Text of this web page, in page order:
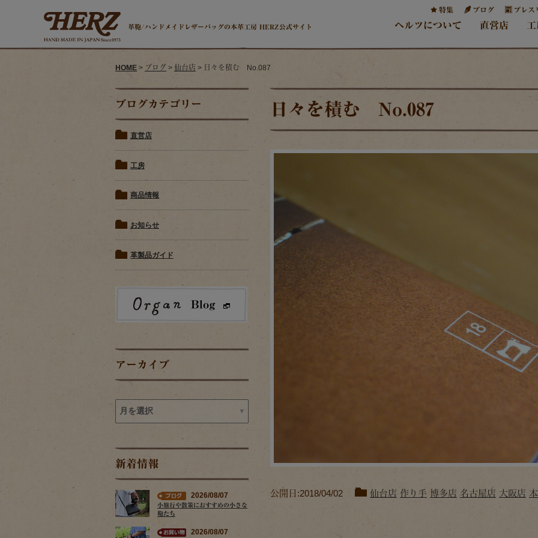
革鞄/ハンドメイドレザーバッグの本革工房 HERZ公式サイト
特集 ブログ プレス
ヘルツについて 直営店
HOME > ブログ > 仙台店 > 日々を積む No.087
ブログカテゴリー
直営店
工房
商品情報
お知らせ
革製品ガイド
アーカイブ
新着情報
2026/08/07
小旅行や散策におすすめの小さな
鞄たち
2026/08/07
日々を積む No.087
公開日:2018/04/02 仙台店 作り手 博多店 名古屋店 大阪店